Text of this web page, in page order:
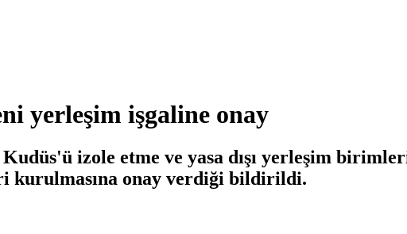
yerleşim işgaline onay
izole etme ve yasa dışı yerleşim
kurulmasına onay verdiği bildirildi.